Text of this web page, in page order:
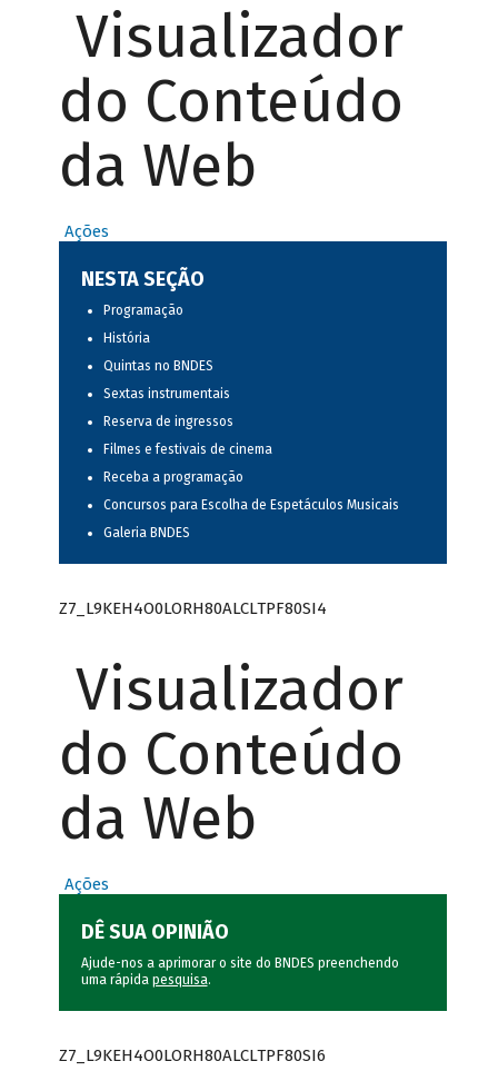
Visualizador
do Conteúdo
da Web
Ações
NESTA SEÇÃO
Programação
História
Quintas no BNDES
Sextas instrumentais
Reserva de ingressos
Filmes e festivais de cinema
Receba a programação
Concursos para Escolha de Espetáculos Musicais
Galeria BNDES
Z7_L9KEH4O0LORH80ALCLTPF80SI4
Visualizador
do Conteúdo
da Web
Ações
DÊ SUA OPINIÃO
Ajude-nos a aprimorar o site do BNDES preenchendo
uma rápida pesquisa.
Z7_L9KEH4O0LORH80ALCLTPF80SI6